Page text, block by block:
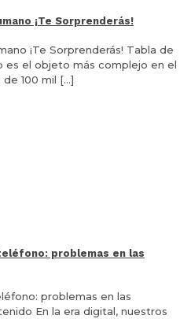
¡Te Sorprenderás!
¡Te Sorprenderás! Tabla de
es el objeto más complejo en el
100 mil […]
problemas en las
problemas en las
En la era digital, nuestros